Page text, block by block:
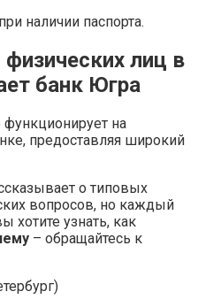
наличии паспорта.
лиц в
банк Югра
на
предоставляя широкий
о типовых
вопросов, но каждый
хотите узнать, как
– обращайтесь к